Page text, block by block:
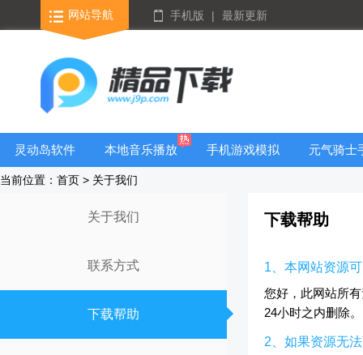
网站导航 手机版 | 最新更新
灵动岛软件
本地音乐播放
器
手机游戏模拟
元气骑士
当前位置：首页 > 关于我们
关于我们
联系方式
下载帮助
下载帮助
1、本网站资源
您好，此网站所
24小时之内删除。
2、如果资源无